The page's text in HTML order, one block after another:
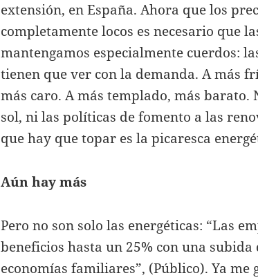
extensión, en España. Ahora que los
completamente locos es necesario que
mantengamos especialmente cuerdos:
tienen que ver con la demanda. A más
más caro. A más templado, más barato.
sol, ni las políticas de fomento a las
que hay que topar es la picaresca
Aún hay más
Pero no son solo las energéticas: “Las
beneficios hasta un 25% con una
economías familiares”, (Público). Ya